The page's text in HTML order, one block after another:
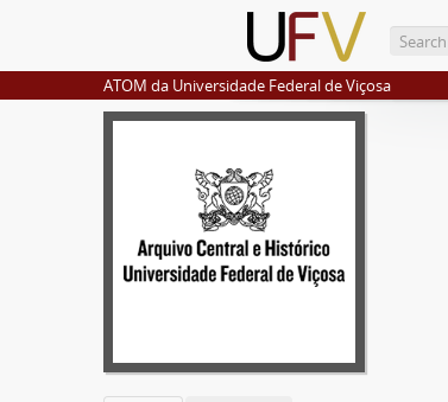
ATOM da Universidade Federal de Viçosa